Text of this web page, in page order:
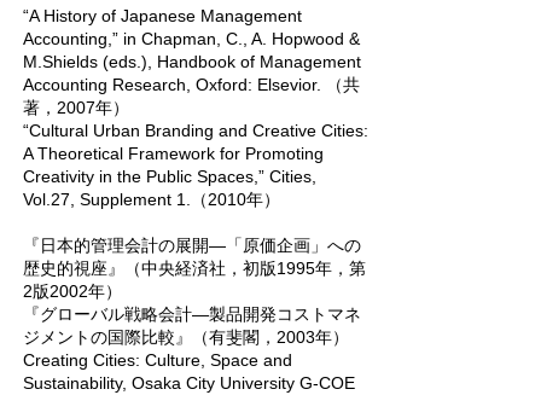
“A History of Japanese Management
Accounting,” in Chapman, C., A. Hopwood &
M.Shields (eds.), Handbook of Management
Accounting Research, Oxford: Elsevior. （共
著，2007年）
“Cultural Urban Branding and Creative Cities:
A Theoretical Framework for Promoting
Creativity in the Public Spaces,” Cities,
Vol.27, Supplement 1.（2010年）
『日本的管理会計の展開―「原価企画」への
歴史的視座』（中央経済社，初版1995年，第
2版2002年）
『グローバル戦略会計―製品開発コストマネ
ジメントの国際比較』（有斐閣，2003年）
Creating Cities: Culture, Space and
Sustainability, Osaka City University G-COE